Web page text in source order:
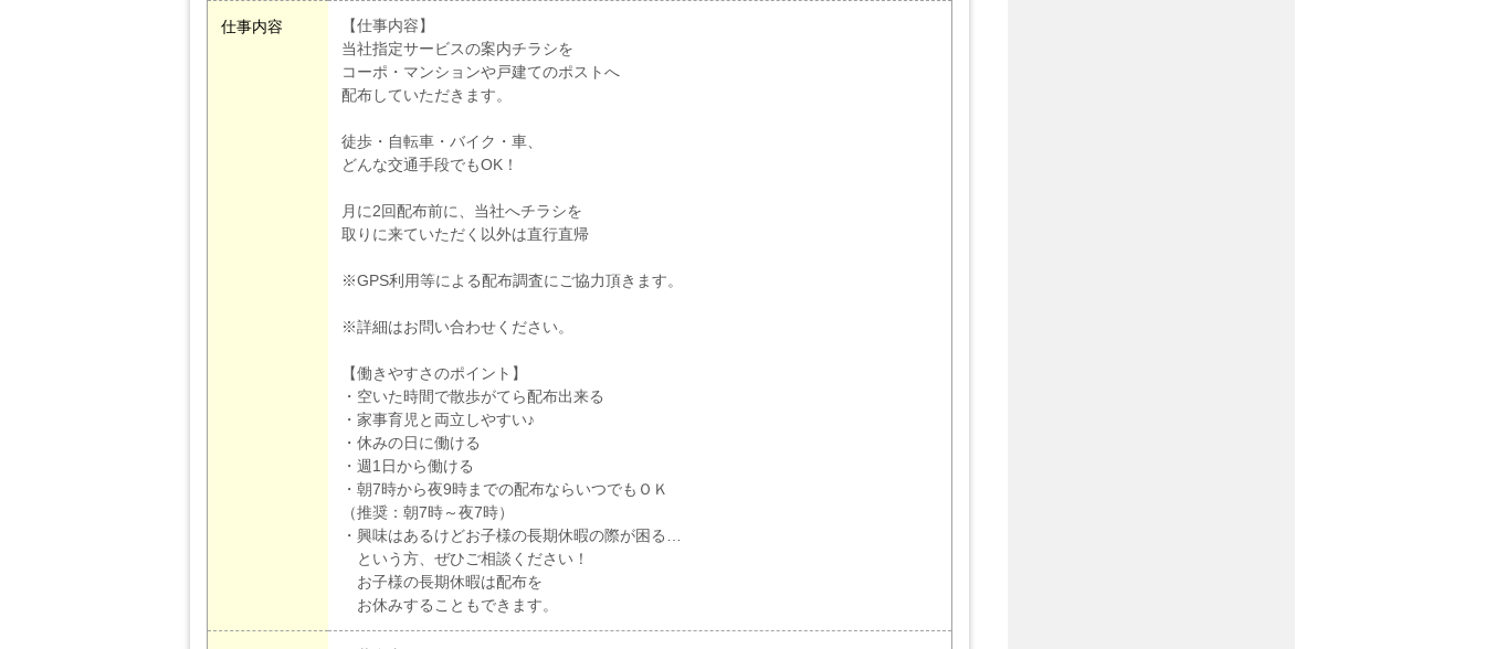
仕事内容
【仕事内容】
当社指定サービスの案内チラシを
コーポ・マンションや戸建てのポストへ
配布していただきます。
徒歩・自転車・バイク・車、
どんな交通手段でもOK！
月に2回配布前に、当社へチラシを
取りに来ていただく以外は直行直帰
※GPS利用等による配布調査にご協力頂きます。
※詳細はお問い合わせください。
【働きやすさのポイント】
・空いた時間で散歩がてら配布出来る
・家事育児と両立しやすい♪
・休みの日に働ける
・週1日から働ける
・朝7時から夜9時までの配布ならいつでもＯＫ
（推奨：朝7時～夜7時）
・興味はあるけどお子様の長期休暇の際が困る…
という方、ぜひご相談ください！
お子様の長期休暇は配布を
お休みすることもできます。